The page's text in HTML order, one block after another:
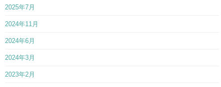
2025年7月
2024年11月
2024年6月
2024年3月
2023年2月